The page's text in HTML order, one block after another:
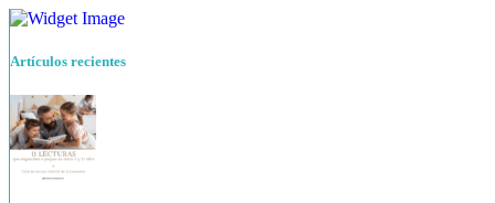
Artículos recientes